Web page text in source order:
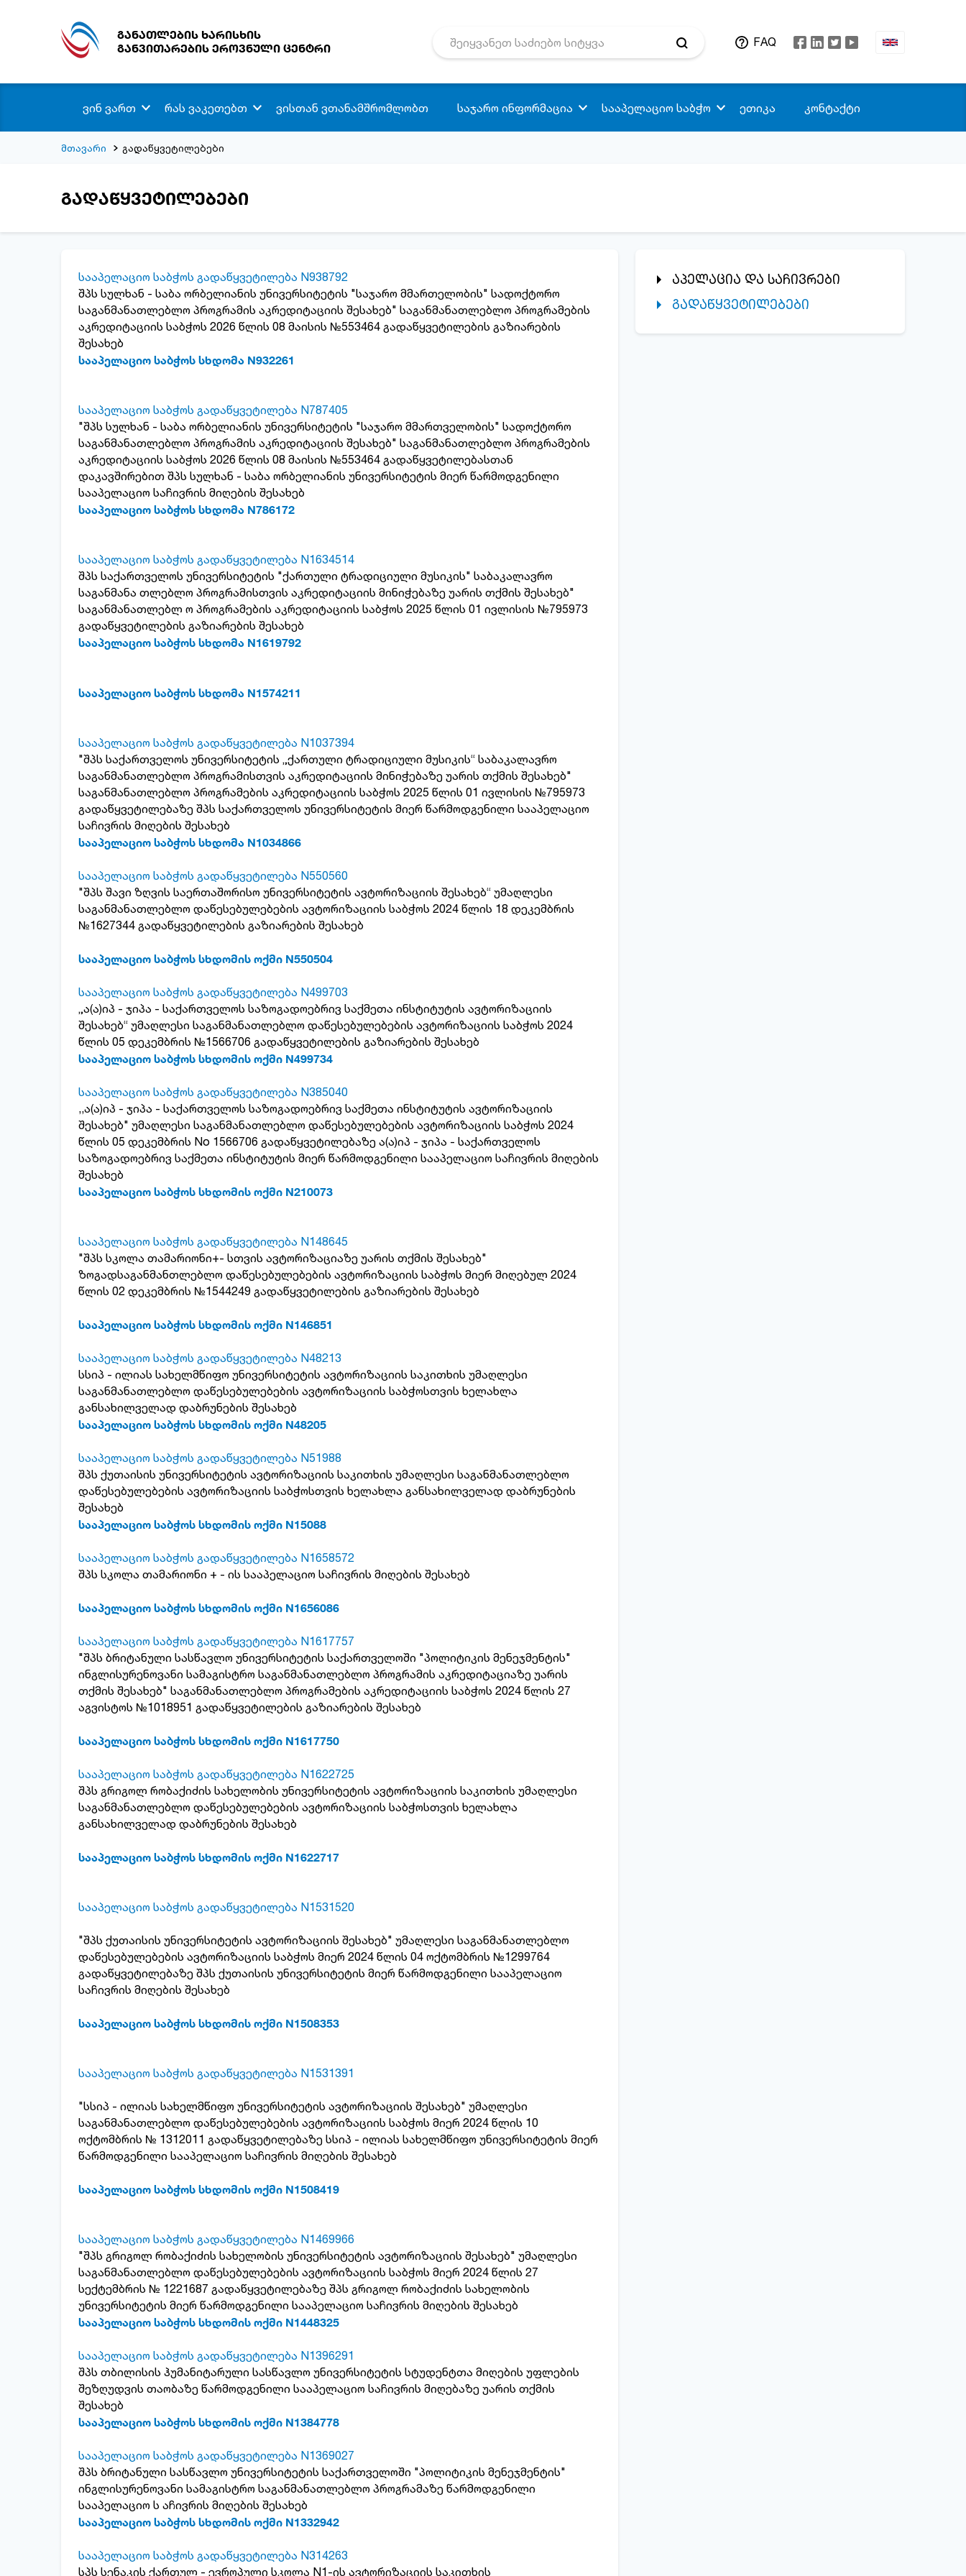
განათლების ხარისხის
განვითარების ეროვნული ცენტრი
FAQ
ვინ ვართ რას ვაკეთებთ ვისთან ვთანამშრომლობთ საჯარო ინფორმაცია სააპელაციო საბჭო ეთიკა კონტაქტი
მთავარი გადაწყვეტილებები
გადაწყვეტილებები
აპელაცია და საჩივრები
გადაწყვეტილებები
სააპელაციო საბჭოს გადაწყვეტილება N938792
შპს სულხან - საბა ორბელიანის უნივერსიტეტის "საჯარო მმართელობის" სადოქტორო
საგანმანათლებლო პროგრამის აკრედიტაციის შესახებ" საგანმანათლებლო პროგრამების
აკრედიტაციის საბჭოს 2026 წლის 08 მაისის №553464 გადაწყვეტილების გაზიარების
შესახებ
სააპელაციო საბჭოს სხდომა N932261
სააპელაციო საბჭოს გადაწყვეტილება N787405
"შპს სულხან - საბა ორბელიანის უნივერსიტეტის "საჯარო მმართველობის" სადოქტორო
საგანმანათლებლო პროგრამის აკრედიტაციის შესახებ" საგანმანათლებლო პროგრამების
აკრედიტაციის საბჭოს 2026 წლის 08 მაისის №553464 გადაწყვეტილებასთან
დაკავშირებით შპს სულხან - საბა ორბელიანის უნივერსიტეტის მიერ წარმოდგენილი
სააპელაციო საჩივრის მიღების შესახებ
სააპელაციო საბჭოს სხდომა N786172
სააპელაციო საბჭოს გადაწყვეტილება N1634514
შპს საქართველოს უნივერსიტეტის "ქართული ტრადიციული მუსიკის" საბაკალავრო
საგანმანა თლებლო პროგრამისთვის აკრედიტაციის მინიჭებაზე უარის თქმის შესახებ"
საგანმანათლებლ ო პროგრამების აკრედიტაციის საბჭოს 2025 წლის 01 ივლისის №795973
გადაწყვეტილების გაზიარების შესახებ
სააპელაციო საბჭოს სხდომა N1619792
სააპელაციო საბჭოს სხდომა N1574211
სააპელაციო საბჭოს გადაწყვეტილება N1037394
"შპს საქართველოს უნივერსიტეტის „ქართული ტრადიციული მუსიკის“ საბაკალავრო
საგანმანათლებლო პროგრამისთვის აკრედიტაციის მინიჭებაზე უარის თქმის შესახებ"
საგანმანათლებლო პროგრამების აკრედიტაციის საბჭოს 2025 წლის 01 ივლისის №795973
გადაწყვეტილებაზე შპს საქართველოს უნივერსიტეტის მიერ წარმოდგენილი სააპელაციო
საჩივრის მიღების შესახებ
სააპელაციო საბჭოს სხდომა N1034866
სააპელაციო საბჭოს გადაწყვეტილება N550560
"შპს შავი ზღვის საერთაშორისო უნივერსიტეტის ავტორიზაციის შესახებ“ უმაღლესი
საგანმანათლებლო დაწესებულებების ავტორიზაციის საბჭოს 2024 წლის 18 დეკემბრის
№1627344 გადაწყვეტილების გაზიარების შესახებ
სააპელაციო საბჭოს სხდომის ოქმი N550504
სააპელაციო საბჭოს გადაწყვეტილება N499703
„ა(ა)იპ - ჯიპა - საქართველოს საზოგადოებრივ საქმეთა ინსტიტუტის ავტორიზაციის
შესახებ“ უმაღლესი საგანმანათლებლო დაწესებულებების ავტორიზაციის საბჭოს 2024
წლის 05 დეკემბრის №1566706 გადაწყვეტილების გაზიარების შესახებ
სააპელაციო საბჭოს სხდომის ოქმი N499734
სააპელაციო საბჭოს გადაწყვეტილება N385040
,,ა(ა)იპ - ჯიპა - საქართველოს საზოგადოებრივ საქმეთა ინსტიტუტის ავტორიზაციის
შესახებ" უმაღლესი საგანმანათლებლო დაწესებულებების ავტორიზაციის საბჭოს 2024
წლის 05 დეკემბრის No 1566706 გადაწყვეტილებაზე ა(ა)იპ - ჯიპა - საქართველოს
საზოგადოებრივ საქმეთა ინსტიტუტის მიერ წარმოდგენილი სააპელაციო საჩივრის მიღების
შესახებ
სააპელაციო საბჭოს სხდომის ოქმი N210073
სააპელაციო საბჭოს გადაწყვეტილება N148645
"შპს სკოლა თამარიონი+- სთვის ავტორიზაციაზე უარის თქმის შესახებ"
ზოგადსაგანმანთლებლო დაწესებულებების ავტორიზაციის საბჭოს მიერ მიღებულ 2024
წლის 02 დეკემბრის №1544249 გადაწყვეტილების გაზიარების შესახებ
სააპელაციო საბჭოს სხდომის ოქმი N146851
სააპელაციო საბჭოს გადაწყვეტილება N48213
სსიპ - ილიას სახელმწიფო უნივერსიტეტის ავტორიზაციის საკითხის უმაღლესი
საგანმანათლებლო დაწესებულებების ავტორიზაციის საბჭოსთვის ხელახლა
განსახილველად დაბრუნების შესახებ
სააპელაციო საბჭოს სხდომის ოქმი N48205
სააპელაციო საბჭოს გადაწყვეტილება N51988
შპს ქუთაისის უნივერსიტეტის ავტორიზაციის საკითხის უმაღლესი საგანმანათლებლო
დაწესებულებების ავტორიზაციის საბჭოსთვის ხელახლა განსახილველად დაბრუნების
შესახებ
სააპელაციო საბჭოს სხდომის ოქმი N15088
სააპელაციო საბჭოს გადაწყვეტილება N1658572
შპს სკოლა თამარიონი + - ის სააპელაციო საჩივრის მიღების შესახებ
სააპელაციო საბჭოს სხდომის ოქმი N1656086
სააპელაციო საბჭოს გადაწყვეტილება N1617757
"შპს ბრიტანული სასწავლო უნივერსიტეტის საქართველოში "პოლიტიკის მენეჯმენტის"
ინგლისურენოვანი სამაგისტრო საგანმანათლებლო პროგრამის აკრედიტაციაზე უარის
თქმის შესახებ" საგანმანათლებლო პროგრამების აკრედიტაციის საბჭოს 2024 წლის 27
აგვისტოს №1018951 გადაწყვეტილების გაზიარების შესახებ
სააპელაციო საბჭოს სხდომის ოქმი N1617750
სააპელაციო საბჭოს გადაწყვეტილება N1622725
შპს გრიგოლ რობაქიძის სახელობის უნივერსიტეტის ავტორიზაციის საკითხის უმაღლესი
საგანმანათლებლო დაწესებულებების ავტორიზაციის საბჭოსთვის ხელახლა
განსახილველად დაბრუნების შესახებ
სააპელაციო საბჭოს სხდომის ოქმი N1622717
სააპელაციო საბჭოს გადაწყვეტილება N1531520
"შპს ქუთაისის უნივერსიტეტის ავტორიზაციის შესახებ" უმაღლესი საგანმანათლებლო
დაწესებულებების ავტორიზაციის საბჭოს მიერ 2024 წლის 04 ოქტომბრის №1299764
გადაწყვეტილებაზე შპს ქუთაისის უნივერსიტეტის მიერ წარმოდგენილი სააპელაციო
საჩივრის მიღების შესახებ
სააპელაციო საბჭოს სხდომის ოქმი N1508353
სააპელაციო საბჭოს გადაწყვეტილება N1531391
"სსიპ - ილიას სახელმწიფო უნივერსიტეტის ავტორიზაციის შესახებ" უმაღლესი
საგანმანათლებლო დაწესებულებების ავტორიზაციის საბჭოს მიერ 2024 წლის 10
ოქტომბრის № 1312011 გადაწყვეტილებაზე სსიპ - ილიას სახელმწიფო უნივერსიტეტის მიერ
წარმოდგენილი სააპელაციო საჩივრის მიღების შესახებ
სააპელაციო საბჭოს სხდომის ოქმი N1508419
სააპელაციო საბჭოს გადაწყვეტილება N1469966
"შპს გრიგოლ რობაქიძის სახელობის უნივერსიტეტის ავტორიზაციის შესახებ" უმაღლესი
საგანმანათლებლო დაწესებულებების ავტორიზაციის საბჭოს მიერ 2024 წლის 27
სექტემბრის № 1221687 გადაწყვეტილებაზე შპს გრიგოლ რობაქიძის სახელობის
უნივერსიტეტის მიერ წარმოდგენილი სააპელაციო საჩივრის მიღების შესახებ
სააპელაციო საბჭოს სხდომის ოქმი N1448325
სააპელაციო საბჭოს გადაწყვეტილება N1396291
შპს თბილისის ჰუმანიტარული სასწავლო უნივერსიტეტის სტუდენტთა მიღების უფლების
შეზღუდვის თაობაზე წარმოდგენილი სააპელაციო საჩივრის მიღებაზე უარის თქმის
შესახებ
სააპელაციო საბჭოს სხდომის ოქმი N1384778
სააპელაციო საბჭოს გადაწყვეტილება N1369027
შპს ბრიტანული სასწავლო უნივერსიტეტის საქართველოში "პოლიტიკის მენეჯმენტის"
ინგლისურენოვანი სამაგისტრო საგანმანათლებლო პროგრამაზე წარმოდგენილი
სააპელაციო ს აჩივრის მიღების შესახებ
სააპელაციო საბჭოს სხდომის ოქმი N1332942
სააპელაციო საბჭოს გადაწყვეტილება N314263
სპს სენაკის ქართულ - ევროპული სკოლა N1-ის ავტორიზაციის საკითხის